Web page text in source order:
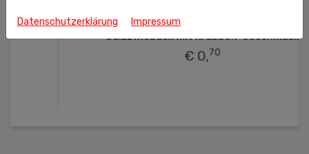
Ähnliche Produkte
Salzzwieback mit Krabben-Geschmack
Datenschutzerklärung Impressum